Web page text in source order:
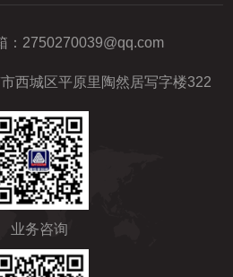
： 2750270039@qq.com
西城区平原里陶然居写字楼322
业务咨询